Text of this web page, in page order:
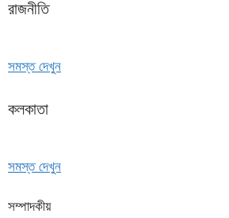
রাজনীতি
সমস্ত দেখুন
কলকাতা
সমস্ত দেখুন
সম্পাদকীয়